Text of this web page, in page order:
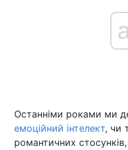
Останніми роками ми
емоційний інтелект, чи
романтичних